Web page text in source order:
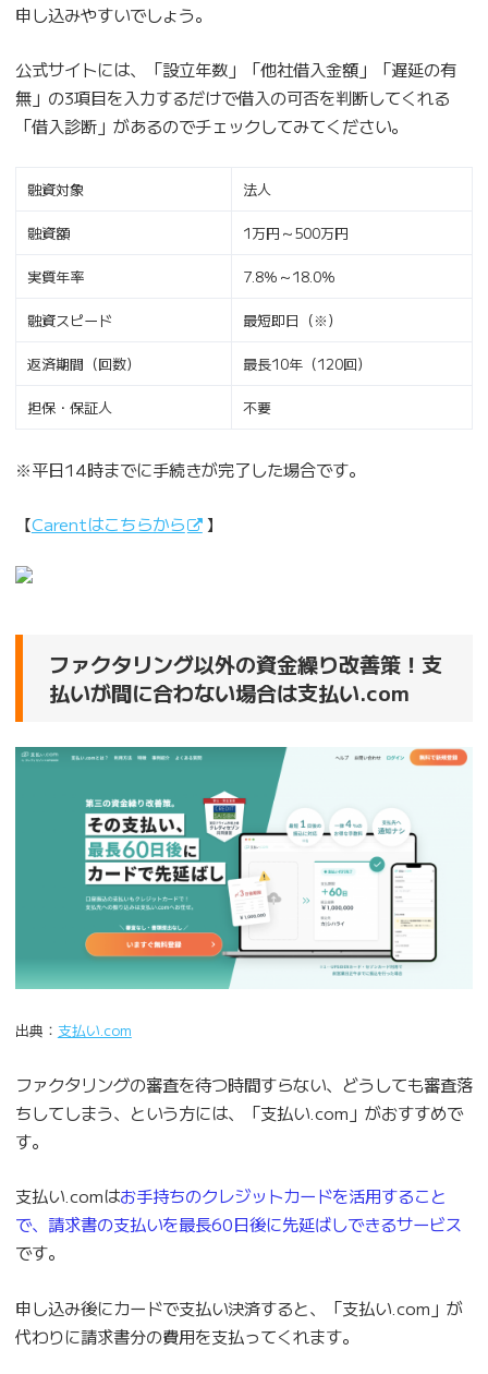
申し込みやすいでしょう。
公式サイトには、「設立年数」「他社借入金額」「遅延の有
無」の3項目を入力するだけで借入の可否を判断してくれる
「借入診断」があるのでチェックしてみてください。
融資対象 法人
融資額 1万円～500万円
実質年率 7.8％～18.0％
融資スピード 最短即日（※）
返済期間（回数） 最長10年（120回）
担保・保証人 不要
※平日14時までに手続きが完了した場合です。
【Carentはこちらから 】
ファクタリング以外の資金繰り改善策！支
払いが間に合わない場合は支払い.com
出典： 支払い.com
ファクタリングの審査を待つ時間すらない、どうしても審査落
ちしてしまう、という方には、「支払い.com」がおすすめで
す。
支払い.comはお手持ちのクレジットカードを活用すること
で、請求書の支払いを最長60日後に先延ばしできるサービス
です。
申し込み後にカードで支払い決済すると、「支払い.com」が
代わりに請求書分の費用を支払ってくれます。